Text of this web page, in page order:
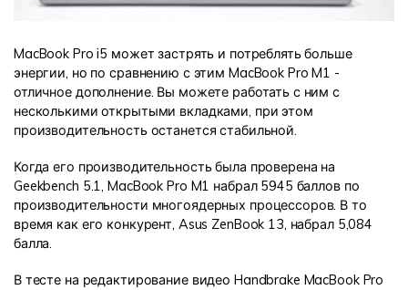
MacBook Pro i5 может застрять и потреблять больше
энергии, но по сравнению с этим MacBook Pro M1 -
отличное дополнение. Вы можете работать с ним с
несколькими открытыми вкладками, при этом
производительность останется стабильной.
Когда его производительность была проверена на
Geekbench 5.1, MacBook Pro M1 набрал 5945 баллов по
производительности многоядерных процессоров. В то
время как его конкурент, Asus ZenBook 13, набрал 5,084
балла.
В тесте на редактирование видео Handbrake MacBook Pro